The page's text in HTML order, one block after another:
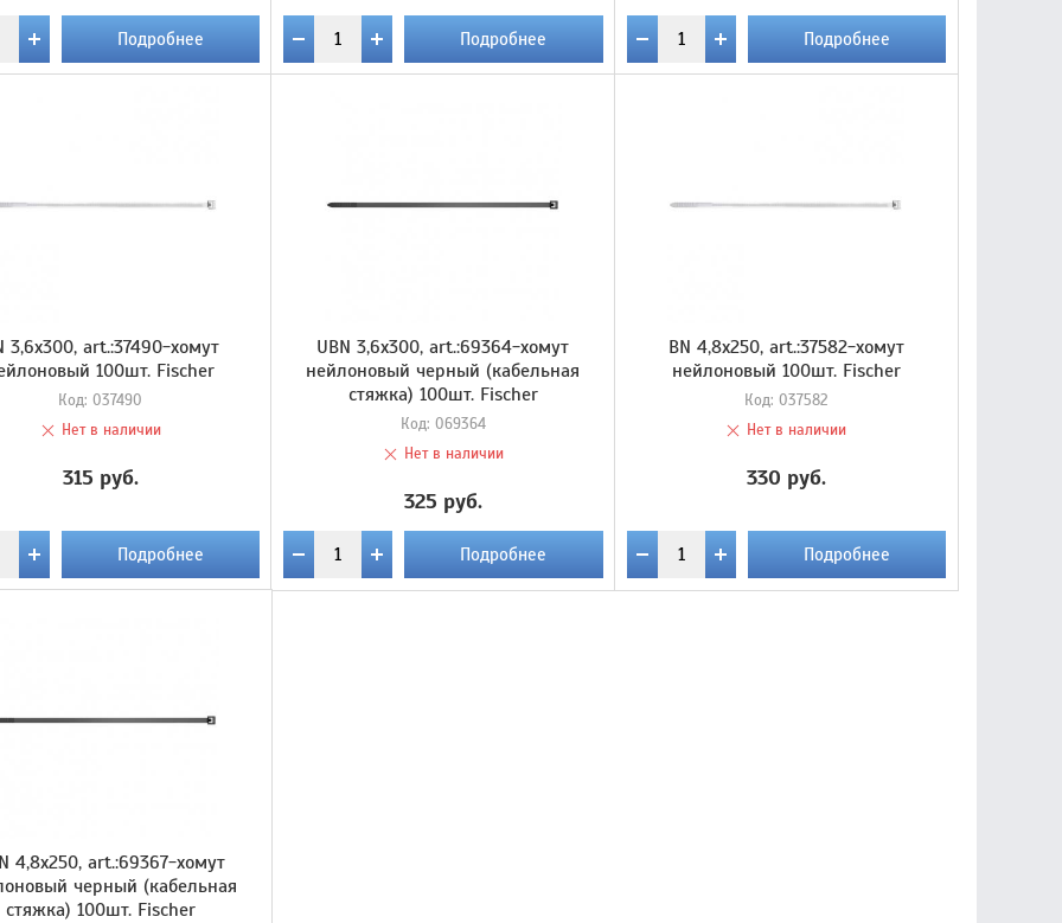
Подробнее Подробнее Подробнее
3,6х300, art.:37490-хомут
100шт. Fischer
Код:037490
Нет в наличии
315 руб.
Подробнее
UBN 3,6х300, art.:69364-хомут
нейлоновый черный (кабельная
стяжка) 100шт. Fischer
Код: 069364
Нет в наличии
325 руб.
Подробнее
BN 4,8х250, art.:37582-хомут
нейлоновый 100шт. Fischer
Код: 037582
Нет в наличии
330 руб.
Подробнее
4,8х250, art.:69367-хомут
черный (кабельная
стяжка) 100шт. Fischer